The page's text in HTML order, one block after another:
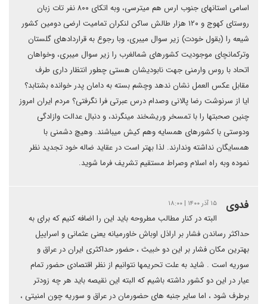
اسامی استانهای جنوب ارس هم میترسی، وبه اتکای ۸۰۰ نفر تات زبان
روستای کهوج و ۱۲۰ هزار طالش ساکن لنکران تمامیت ارضی دومین کشور
شیعه را (بقول خودت) زیر سوال میبری، وبا رجوع به قراردادهای گلستان
وترکمانچای موجودیت کشورهای شمالغرب را زیر سوال میبری، وخواهان
اتحاد با روس وارمنی جهت نابودیشان هستی چطور انتظار داری طرف
مقابل عکس العمل نشان ندهد وچشم بسته به دامان پدر خوانده بشتابد؟
ایا از سرنوشت رضا پالانی وصدام درس عبرتی فرا نگرفتی؟ مردم ایران امروز
چنین صحبتها را با تمسخر وریشخند مینگرند، و دنبال عدالت وازادگی
ودوستی با کشورهای همسایه وهم کیش میباشند. وهیچ دشمنی با
همسایگان نداشته وندارند. لذا بهتر است در عقاید ضاله خود تجدید نظر
نموده وبه راه اسلام وصراط مستقیم تشریف فرما شوید.
فدوی ۱۵ آذر ۱۴۰۰ | ۱۸:۰۰
البته در کنار مطالب مطروحه باید این را اضافه کنیم که برای به
حداکثر رساندن فشار بر اراذل اوباش خاورمیانه یعنی عثمانی و اسراییل
بهترین مکان فشار بر این دو خبیث ، حضور حداکثری ایران در عراق و
سوریه است . شاید به علت تحریمها نتوانیم از نظر اقتصادی حضور تمام
عیار در این دو کشور داشته باشیم که البته این نقیصه باید هر چه زودتر
برطرف شود ، اما سایر جنبه های حضورمان در عراق و سوریه چون امنیتی ،